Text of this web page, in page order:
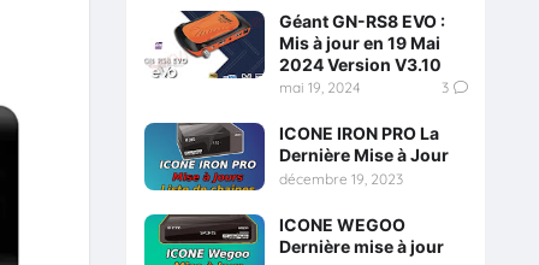
Géant GN-RS8 EVO :
Mis à jour en 19 Mai
2024 Version V3.10
mai 19, 2024 3
ICONE IRON PRO La
Dernière Mise à Jour
décembre 19, 2023
ICONE WEGOO
Dernière mise à jour